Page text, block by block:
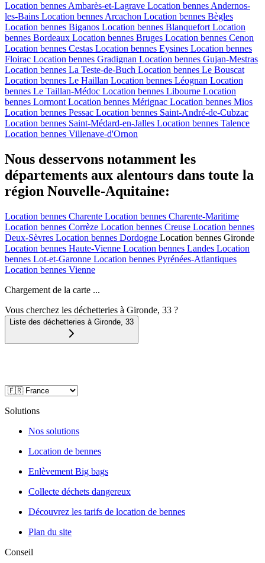
Location bennes Ambarès-et-Lagrave Location bennes Andernos-
les-Bains Location bennes Arcachon Location bennes Bègles
Location bennes Biganos Location bennes Blanquefort Location
bennes Bordeaux Location bennes Bruges Location bennes Cenon
Location bennes Cestas Location bennes Eysines Location bennes
Floirac Location bennes Gradignan Location bennes Gujan-Mestras
Location bennes La Teste-de-Buch Location bennes Le Bouscat
Location bennes Le Haillan Location bennes Léognan Location
bennes Le Taillan-Médoc Location bennes Libourne Location
bennes Lormont Location bennes Mérignac Location bennes Mios
Location bennes Pessac Location bennes Saint-André-de-Cubzac
Location bennes Saint-Médard-en-Jalles Location bennes Talence
Location bennes Villenave-d'Ornon
Nous desservons notamment les
départements aux alentours dans toute la
région Nouvelle-Aquitaine:
Location bennes Charente Location bennes Charente-Maritime
Location bennes Corrèze Location bennes Creuse Location bennes
Deux-Sèvres Location bennes Dordogne Location bennes Gironde
Location bennes Haute-Vienne Location bennes Landes Location
bennes Lot-et-Garonne Location bennes Pyrénées-Atlantiques
Location bennes Vienne
Chargement de la carte ...
Vous cherchez les déchetteries à Gironde, 33 ?
Liste des déchetteries à Gironde 33
Solutions
Nos solutions
Location de bennes
Enlèvement Big bags
Collecte déchets dangereux
Découvrez les tarifs de location de bennes
Plan du site
Conseil